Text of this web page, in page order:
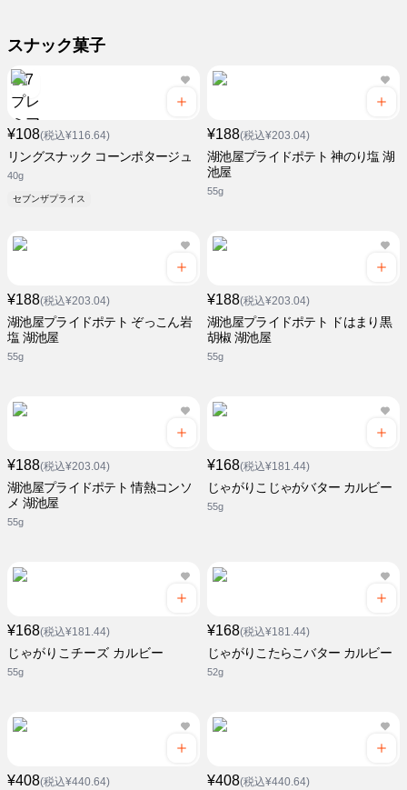
スナック菓子
¥108(税込¥116.64)
リングスナック コーンポタージュ
40g
セブンザプライス
¥188(税込¥203.04)
湖池屋プライドポテト 神のり塩 湖
池屋
55g
¥188(税込¥203.04)
湖池屋プライドポテト ぞっこん岩
塩 湖池屋
55g
¥188(税込¥203.04)
湖池屋プライドポテト ドはまり黒
胡椒 湖池屋
55g
¥188(税込¥203.04)
湖池屋プライドポテト 情熱コンソ
メ 湖池屋
55g
¥168(税込¥181.44)
じゃがりこじゃがバター カルビー
55g
¥168(税込¥181.44)
じゃがりこチーズ カルビー
55g
¥168(税込¥181.44)
じゃがりこたらこバター カルビー
52g
¥408(税込¥440.64) ¥408(税込¥440.64)